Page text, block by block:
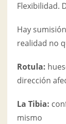
Flexibilidad.
Hay
realidad no
Rotula:
dirección
La Tibia:
mismo